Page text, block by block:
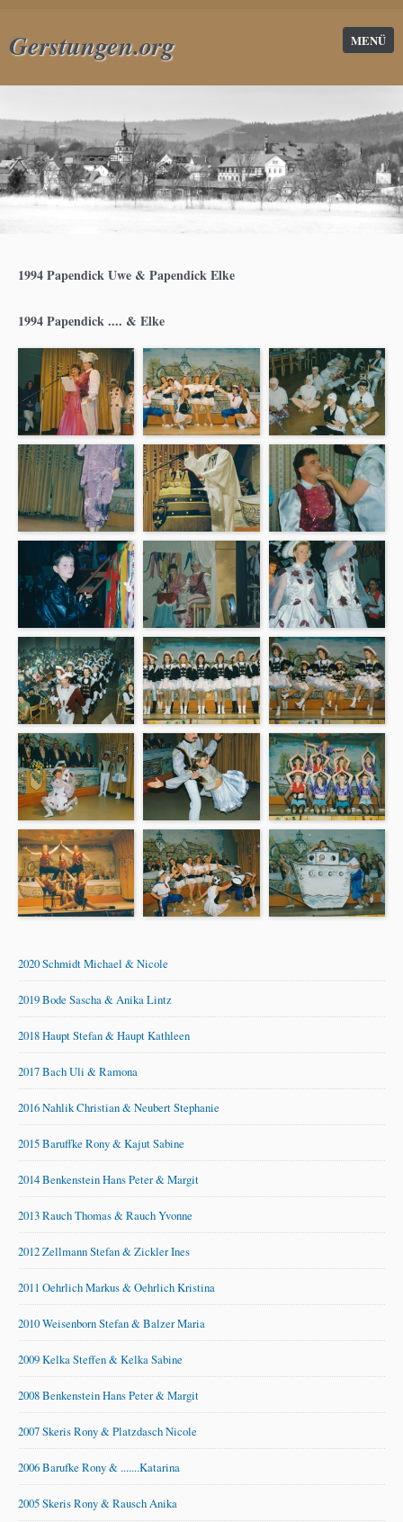
MENÜ
Gerstungen.org
1994 Papendick Uwe & Papendick Elke
1994 Papendick .... & Elke
2020 Schmidt Michael & Nicole
2019 Bode Sascha & Anika Lintz
2018 Haupt Stefan & Haupt Kathleen
2017 Bach Uli & Ramona
2016 Nahlik Christian & Neubert Stephanie
2015 Baruffke Rony & Kajut Sabine
2014 Benkenstein Hans Peter & Margit
2013 Rauch Thomas & Rauch Yvonne
2012 Zellmann Stefan & Zickler Ines
2011 Oehrlich Markus & Oehrlich Kristina
2010 Weisenborn Stefan & Balzer Maria
2009 Kelka Steffen & Kelka Sabine
2008 Benkenstein Hans Peter & Margit
2007 Skeris Rony & Platzdasch Nicole
2006 Barufke Rony & .......Katarina
2005 Skeris Rony & Rausch Anika